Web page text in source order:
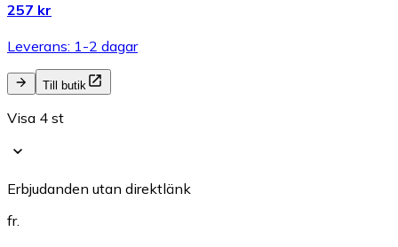
257 kr
Leverans: 1-2 dagar
Till butik
Visa 4 st
Erbjudanden utan direktlänk
fr.